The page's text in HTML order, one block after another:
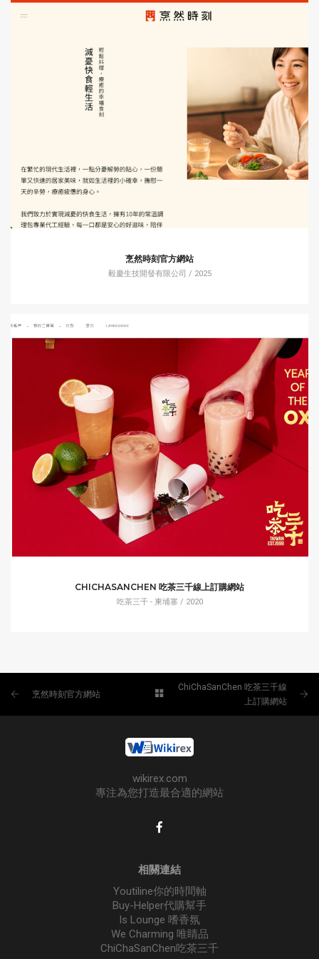
烹然時刻官方網站
毅慶生技開發有限公司 / 2025
CHICHASANCHEN 吃茶三千線上訂購網站
吃茶三千 - 柬埔寨 / 2020
烹然時刻官方網站
ChiChaSanChen 吃茶三千線
上訂購網站
wikirex.com
專注為您打造最合適的網站
相關連結
Youtiline你的時間軸
Buy-Helper代購幫手
Is Lounge 嗜香氛
We Charming 唯睛品
ChiChaSanChen吃茶三千